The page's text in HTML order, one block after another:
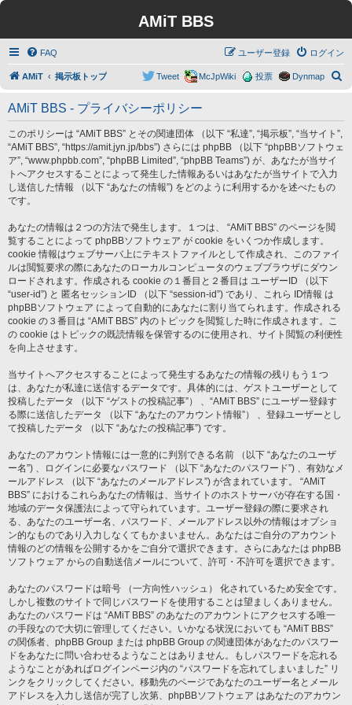
AMiT BBS
FAQ ログイン
ユーザー登録
AMiT 掲示板トップ Dynmap
投票
McJpWiki
Tweet
AMiT BBS - プライバシーポリシー
このポリシーは “AMiT BBS” とその関連団体 （以下 “私達”, “掲示板”, “当サイト”,
“AMiT BBS”, “https://amit.jyn.jp/bbs”) さらには phpBB （以下 “phpBBソフトウェ
ア”, “www.phpbb.com”, “phpBB Limited”, “phpBB Teams”) が、あなたが当サイ
トへアクセスすることによって発生した情報あるいはあなたが当サイトで入力
し送信した情報 （以下 “あなたの情報”) をどのように利用するかを述べたもの
です。
あなたの情報は２つの方法で発生します。１つは、 “AMiT BBS” のページを閲
覧することによって phpBBソフトウェア が cookie をいくつか作成します。
cookie 情報はウェブサーバ上にテキストファイルとして作成され、このファイ
ルは閲覧要求の際にあなたのローカルコンピュータのウェブブラウザにダウン
ロードされます。作成される cookie の１番目と２番目は ユーザーID （以下
“user-id”) と 匿名セッションID （以下 “session-id”) であり、これら ID情報 は
phpBBソフトウェア によって自動的にあなたに割り当てられます。作成される
cookie の３番目は “AMiT BBS” 内のトピックを閲覧した時に作成されます。こ
の cookie はトピックの既読情報を保管するのに使用され、サイト閲覧の利便性
を向上させます。
当サイトへアクセスすることによって発生するあなたの情報の残りもう１つ
は、あなたが私達に送信するデータです。具体的には、ゲストユーザーとして
投稿したデータ （以下 “ゲストの投稿記事”） 、“AMiT BBS” にユーザー登録す
る際に送信したデータ （以下 “あなたのアカウント情報”） 、登録ユーザーとし
て投稿したデータ （以下 “あなたの投稿記事”) です。
あなたのアカウント情報には一意的に判別できる名前 （以下 “あなたのユーザ
ー名”) 、ログインに必要なパスワード （以下 “あなたのパスワード”) 、有効なメ
ールアドレス （以下 “あなたのメールアドレス”) が含まれています。 “AMiT
BBS” におけるこれらあなたの情報は、当サイトのホストサーバが存在する国・
地域のデータ保護法によって守られています。ユーザー登録の際に要求され
る、あなたのユーザー名、パスワード、メールアドレス以外の情報はオプショ
ン的なものであり入力しなくてもかまいません。あなたはご自分のアカウント
情報のどの情報を公開するかをご自分で選択できます。さらにあなたは phpBB
ソフトウェア からの自動送信メールについて、許可・不許可を選択できます。
あなたのパスワードは暗号 （一方向性ハッシュ） 化されているため安全です。
しかし複数のサイトで同じパスワードを使用することは望ましくありません。
あなたのパスワードは “AMiT BBS” のあなたのアカウントにアクセスする唯一
の手段なので大切に管理してください。いかなる状況においても “AMiT BBS”
の関係者、phpBB Group または phpBB Group の関連団体があなたのパスワー
ドをあなたに問い合わせるようなことはありません。もしパスワードを忘れる
ようなことがあればログインページ内の “パスワードを忘れてしまいました” リ
ンクをクリックしてください。移動先のページであなたのユーザー名とメール
アドレスを入力し送信が完了し次第、phpBBソフトウェア はあなたのアカウン